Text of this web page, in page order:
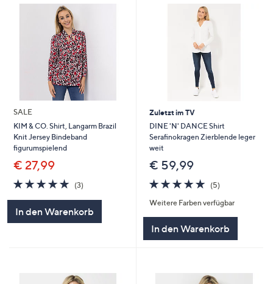
SALE
KIM & CO. Shirt, Langarm Brazil
Knit Jersey Bindeband
figurumspielend
€ 27,99
5.0
von
5
(3)
In den Warenkorb
Zuletzt im TV
DINE 'N' DANCE Shirt
Serafinokragen Zierblende leger
weit
€ 59,99
5.0
von
5
(5)
Weitere Farben verfügbar
In den Warenkorb